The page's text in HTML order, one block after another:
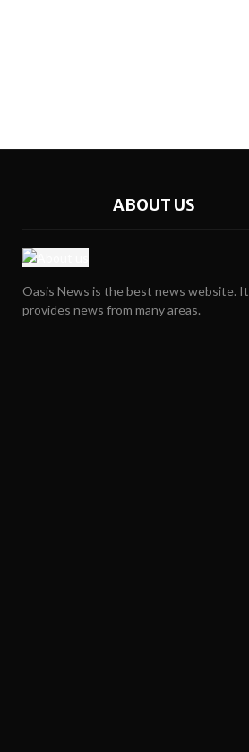
ABOUT US
Oasis News is the best news website. It
provides news from many areas.